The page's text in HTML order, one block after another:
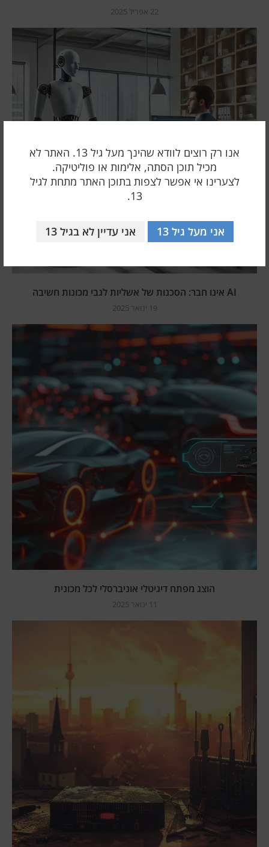
אנו רק רוצים לוודא שהינך מעל גיל 13. האתר לא
מכיל תוכן הסתה, אלימות או פוליטיקה.
לצערינו אי אפשר לצפות בתוכן האתר מתחת לגיל
13.
אני מעל גיל 13 אני עדיין לא בגיל 13
22 אפריל 2025
AI אינו חבר: הסכנות של אשליות לגבי מכונות חשיבה
19 ינואר 2025
הוצג מפתח דיגיטלי אוניברסלי לכל מכונית
11 ינואר 2025